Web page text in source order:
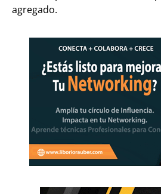
agregado.